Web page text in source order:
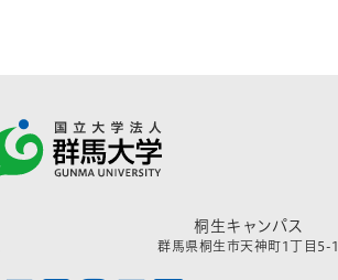
桐生キャンパス
群馬県桐生市天神町1丁目5-1